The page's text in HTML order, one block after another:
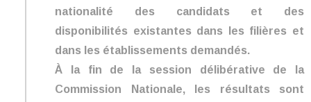
nationalité des candidats et des
disponibilités existantes dans les filières et
dans les établissements demandés.
À la fin de la session délibérative de la
Commission Nationale, les résultats sont